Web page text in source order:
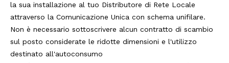
la sua installazione al tuo Distributore di Rete Locale
attraverso la Comunicazione Unica con schema unifilare.
Non è necessario sottoscrivere alcun contratto di scambio
sul posto considerate le ridotte dimensioni e l'utilizzo
destinato all'autoconsumo